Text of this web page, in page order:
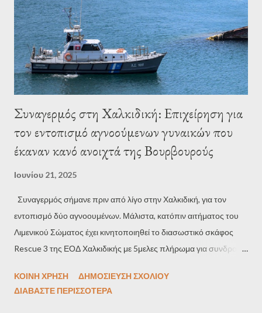
Συναγερμός στη Χαλκιδική: Επιχείρηση για
τον εντοπισμό αγνοούμενων γυναικών που
έκαναν κανό ανοιχτά της Βουρβουρούς
Ιουνίου 21, 2025
Συναγερμός σήμανε πριν από λίγο στην Χαλκιδική, για τον
εντοπισμό δύο αγνοουμένων. Μάλιστα, κατόπιν αιτήματος του
Λιμενικού Σώματος έχει κινητοποιηθεί το διασωστικό σκάφος
Rescue 3 της ΕΟΔ Χαλκιδικής με 5μελες πλήρωμα για συνδρομή
θαλάσσια περιοχή της Βουρβουρούς, στην Σιθωνία. Σύμφωνα με
ΚΟΙΝΉ ΧΡΉΣΗ
ΔΗΜΟΣΊΕΥΣΗ ΣΧΟΛΊΟΥ
ΔΙΑΒΆΣΤΕ ΠΕΡΙΣΣΌΤΕΡΑ